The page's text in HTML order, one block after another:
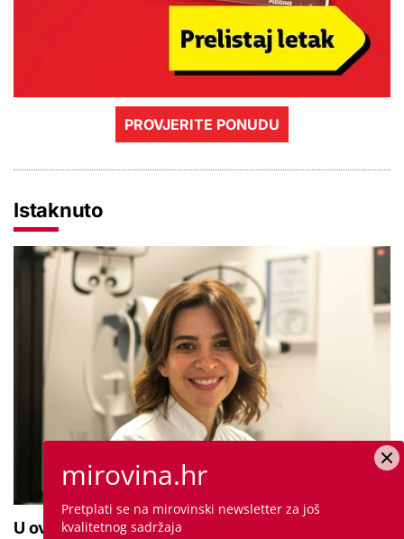
PROVJERITE PONUDU
Istaknuto
U ovoj optici rade najdetaljniji pregled vida, traje
mirovina.hr
Pretplati se na mirovinski newsletter za još
kvalitetnog sadržaja